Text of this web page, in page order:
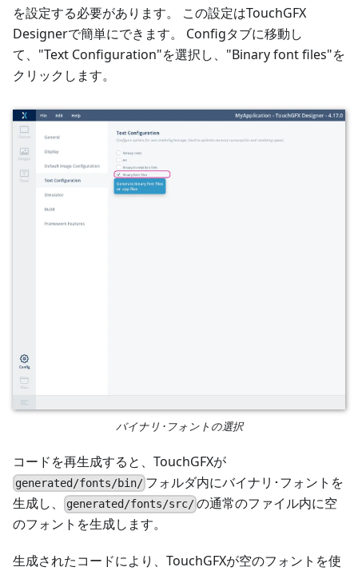
を設定する必要があります。 この設定はTouchGFX
Designerで簡単にできます。 Configタブに移動し
て、"Text Configuration"を選択し、"Binary font files"を
クリックします。
バイナリ･フォントの選択
コードを再生成すると、TouchGFXが
generated/fonts/bin/ フォルダ内にバイナリ･フォントを
生成し、
generated/fonts/src/ の通常のファイル内に空
のフォントを生成します。
生成されたコードにより、TouchGFXが空のフォントを使